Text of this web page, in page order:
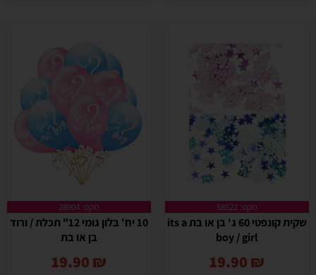
מקט: 58522
שקית קונפטי 60 ג' בן או בת its a
boy / girl
19.90 ₪
מקט: 28904
10 יח' בלון גומי 12" תכלת / ורוד
בן או בת
19.90 ₪